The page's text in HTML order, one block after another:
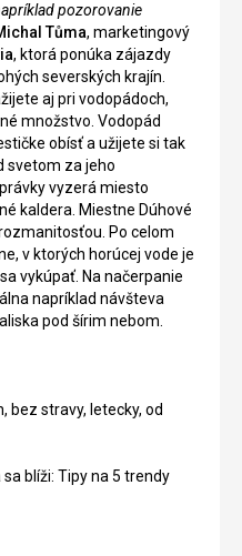
pozorovanie
Tůma, marketingový
, ktorá ponúka zájazdy
severských krajín.
aj pri vodopádoch,
množstvo. Vodopád
obísť a užijete si tak
svetom za jeho
vyzerá miesto
kaldera. Miestne Dúhové
Po celom
v ktorých horúcej vode je
vykúpať. Na načerpanie
napríklad návšteva
pod šírim nebom.
bez stravy, letecky, od
blíži: Tipy na 5 trendy